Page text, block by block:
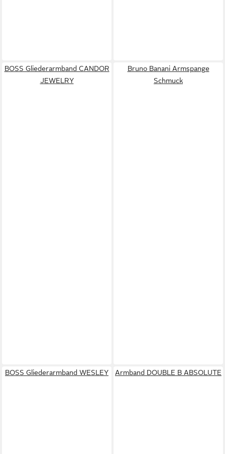
BOSS Gliederarmband CANDOR
JEWELRY
Bruno Banani Armspange
Schmuck
BOSS Gliederarmband WESLEY Armband DOUBLE B ABSOLUTE